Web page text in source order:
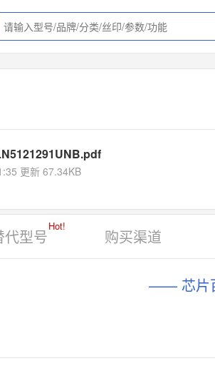
更新 67.34KB
代型号
Hot!
购买渠道
—— 芯片